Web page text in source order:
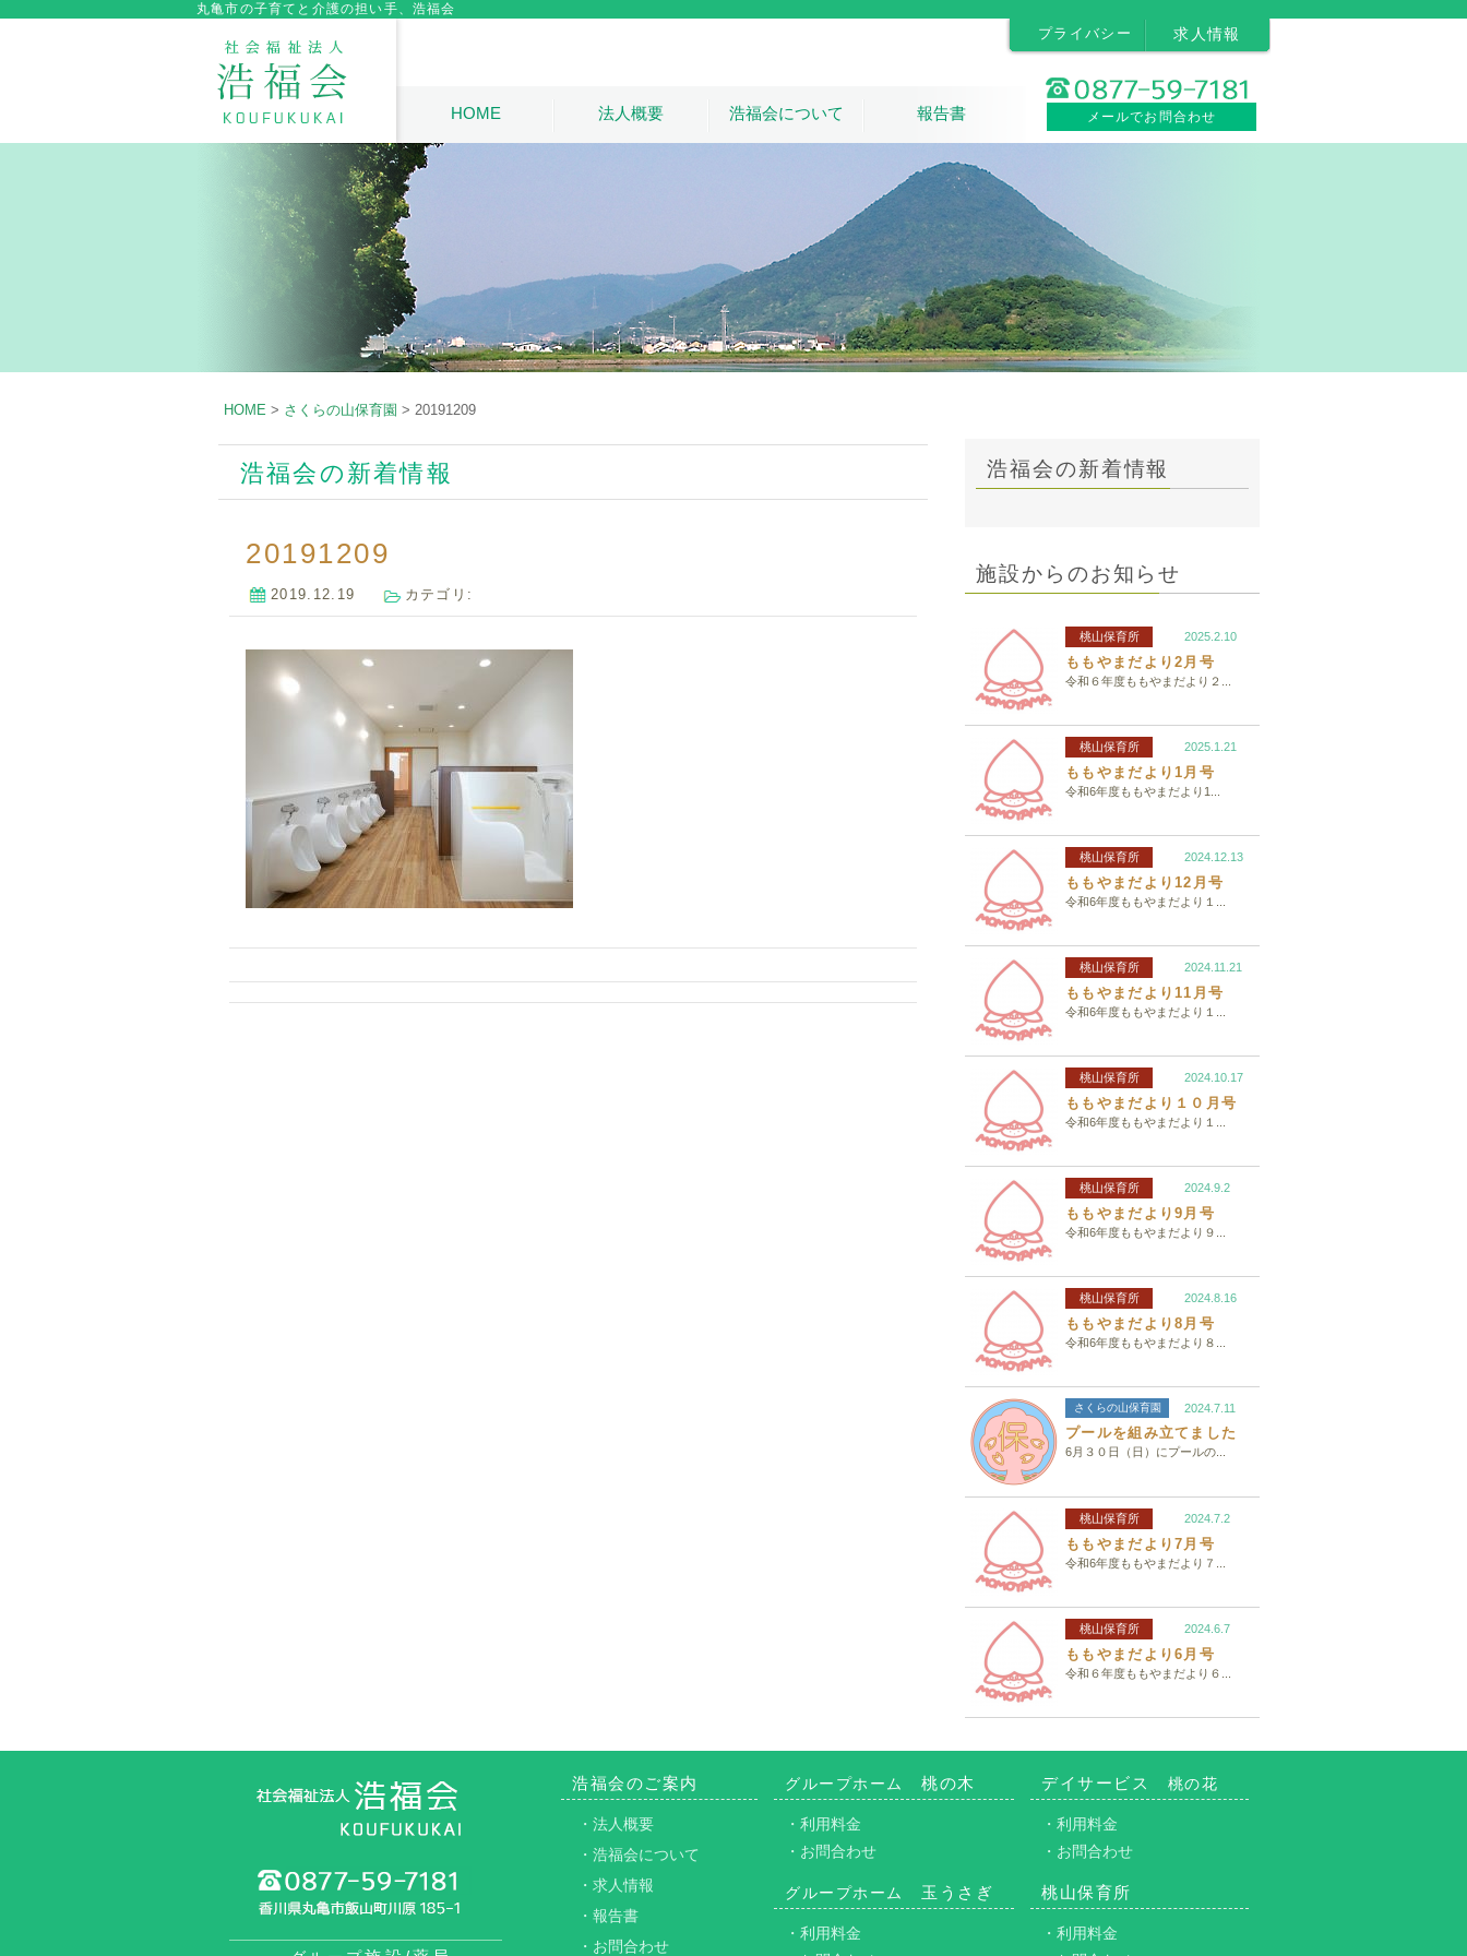
丸亀市の子育てと介護の担い手、浩福会
プライバシー 求人情報
HOME 法人概要 浩福会について 報告書 メールでお問合わせ
HOME > さくらの山保育園 > 20191209
浩福会の新着情報
20191209
2019.12.19 カテゴリ:
浩福会の新着情報
施設からのお知らせ
桃山保育所 2025.2.10
ももやまだより2月号
令和６年度ももやまだより２...
桃山保育所 2025.1.21
ももやまだより1月号
令和6年度ももやまだより1...
桃山保育所 2024.12.13
ももやまだより12月号
令和6年度ももやまだより１...
桃山保育所 2024.11.21
ももやまだより11月号
令和6年度ももやまだより１...
桃山保育所 2024.10.17
ももやまだより１０月号
令和6年度ももやまだより１...
桃山保育所 2024.9.2
ももやまだより9月号
令和6年度ももやまだより９...
桃山保育所 2024.8.16
ももやまだより8月号
令和6年度ももやまだより８...
さくらの山保育園 2024.7.11
プールを組み立てました
6月３０日（日）にプールの...
桃山保育所 2024.7.2
ももやまだより7月号
令和6年度ももやまだより７...
桃山保育所 2024.6.7
ももやまだより6月号
令和６年度ももやまだより６...
浩福会のご案内
・法人概要
・浩福会について
・求人情報
・報告書
・お問合わせ
グループホーム 桃の木
・利用料金
・お問合わせ
グループホーム 玉うさぎ
・利用料金
デイサービス 桃の花
・利用料金
・お問合わせ
桃山保育所
・利用料金